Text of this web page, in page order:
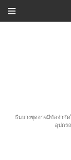
ธีมบางชุดอาจมีข้อจำกั
อุปกร